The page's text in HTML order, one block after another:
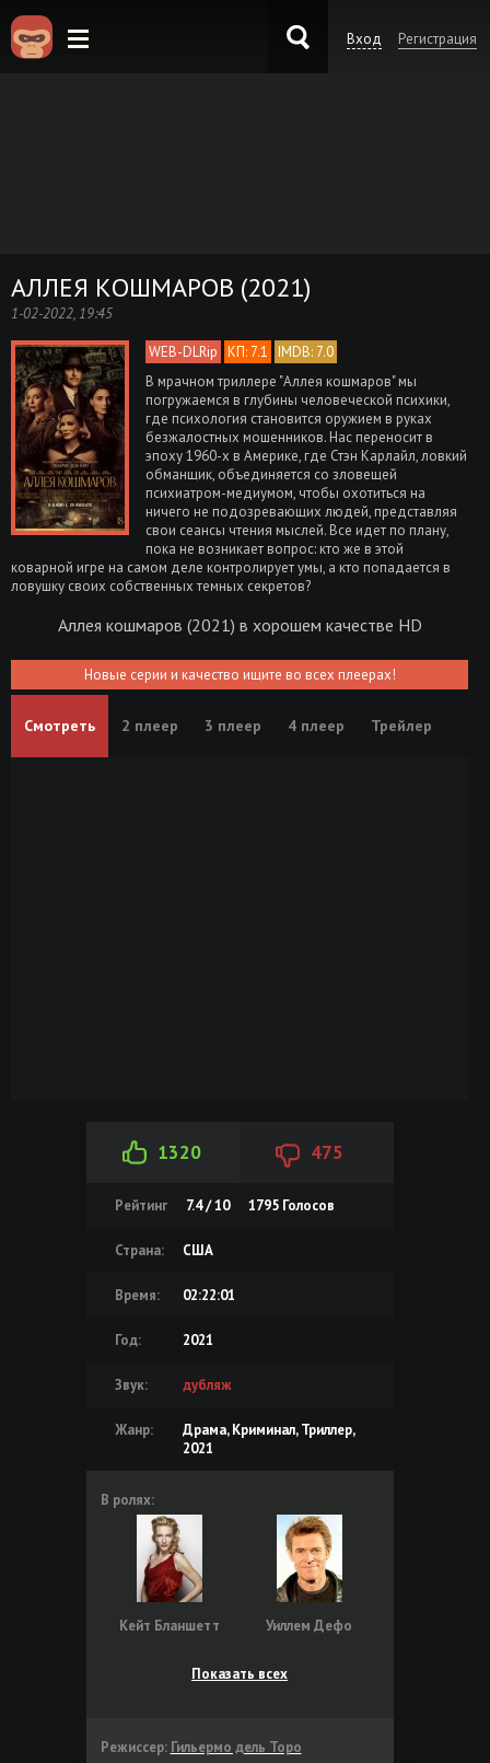
Вход Регистрация
АЛЛЕЯ КОШМАРОВ (2021)
1-02-2022, 19:45
WEB-DLRip КП: 7.1 IMDB: 7.0
В мрачном триллере "Аллея кошмаров" мы
погружаемся в глубины человеческой психики,
где психология становится оружием в руках
безжалостных мошенников. Нас переносит в
эпоху 1960-х в Америке, где Стэн Карлайл, ловкий
обманщик, объединяется со зловещей
психиатром-медиумом, чтобы охотиться на
ничего не подозревающих людей, представляя
свои сеансы чтения мыслей. Все идет по плану,
пока не возникает вопрос: кто же в этой
коварной игре на самом деле контролирует умы, а кто попадается в
ловушку своих собственных темных секретов?
Аллея кошмаров (2021) в хорошем качестве HD
Новые серии и качество ищите во всех плеерах!
Смотреть 2 плеер 3 плеер 4 плеер Трейлер
1320 475
Рейтинг 7.4 / 10 1795Голосов
Страна: США
Время: 02:22:01
Год: 2021
Звук: дубляж
Жанр:
Драма, Криминал, Триллер,
2021
В ролях:
Кейт Бланшетт Уиллем Дефо
Показать всех
Режиссер: Гильермо дель Торо